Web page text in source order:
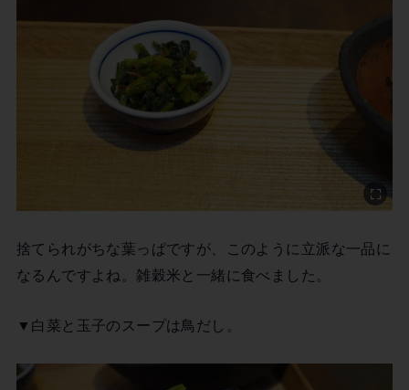
捨てられがちな葉っぱですが、このように立派な一品に
なるんですよね。雑穀米と一緒に食べました。
▼白菜と玉子のスープは鳥だし。